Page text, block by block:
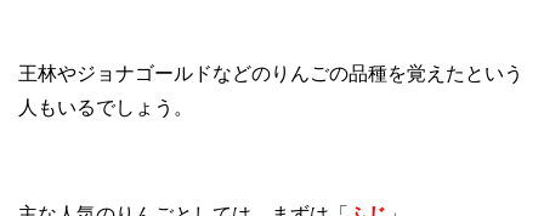
王林やジョナゴールドなどのりんごの品種を覚えたという
人もいるでしょう。